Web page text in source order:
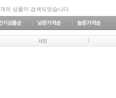
개의 상품이 검색되었습니다.